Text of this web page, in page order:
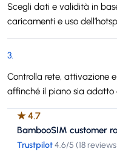
Scegli dati e validità in
caricamenti e uso
3.
Controlla rete, attivazione
affinché il piano sia adatto
★4.7
BambooSIM customer
Trustpilot4.6/5 (18 reviews